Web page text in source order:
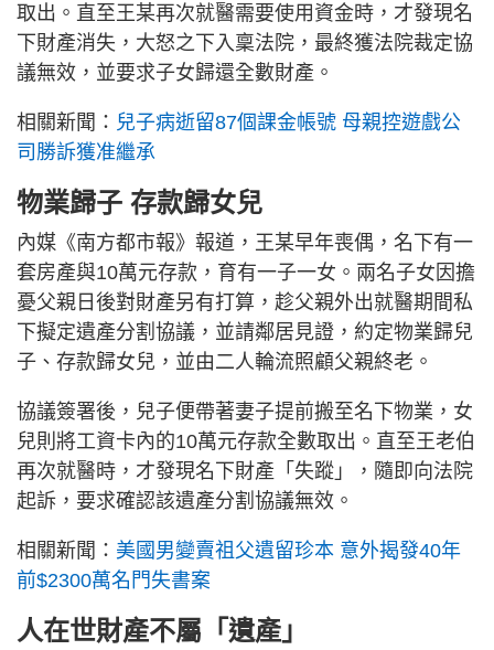
取出。直至王某再次就醫需要使用資金時，才發現名
下財產消失，大怒之下入稟法院，最終獲法院裁定協
議無效，並要求子女歸還全數財產。
相關新聞： 兒子病逝留87個課金帳號 母親控遊戲公
司勝訴獲准繼承
物業歸子 存款歸女兒
內媒《南方都市報》報道，王某早年喪偶，名下有一
套房產與10萬元存款，育有一子一女。兩名子女因擔
憂父親日後對財產另有打算，趁父親外出就醫期間私
下擬定遺產分割協議，並請鄰居見證，約定物業歸兒
子、存款歸女兒，並由二人輪流照顧父親終老。
協議簽署後，兒子便帶著妻子提前搬至名下物業，女
兒則將工資卡內的10萬元存款全數取出。直至王老伯
再次就醫時，才發現名下財產「失蹤」，隨即向法院
起訴，要求確認該遺產分割協議無效。
相關新聞： 美國男變賣祖父遺留珍本 意外揭發40年
前$2300萬名門失書案
人在世財產不屬「遺產」